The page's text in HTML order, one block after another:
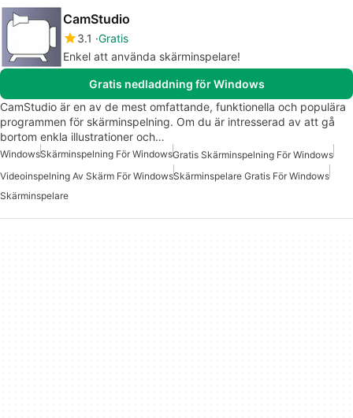
CamStudio
3.1 Gratis
Enkel att använda skärminspelare!
Gratis nedladdning för Windows
CamStudio är en av de mest omfattande, funktionella och populära
programmen för skärminspelning. Om du är intresserad av att gå
bortom enkla illustrationer och…
WindowsSkärminspelning För WindowsGratis Skärminspelning För Windows
Videoinspelning Av Skärm För WindowsSkärminspelare Gratis För Windows
Skärminspelare